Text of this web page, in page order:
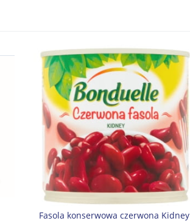
Fasola konserwowa czerwona Kidney